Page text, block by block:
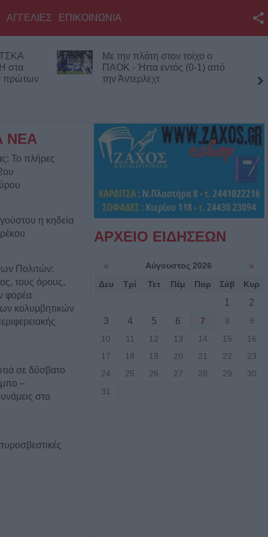
Twitter
RSS
Επικοινωνία με το
ΑΓΓΕΛΙΕΣ ΕΠΙΚΟΙΝΩΝΙΑ
στα
πρώτων
Με την πλάτη στον τοίχο ο
ΠΑΟΚ - Ήττα εντός (0-1) από
την Άντερλεχτ
ΝΕΑ
Το πλήρες
η κηδεία
Πολιτών:
τους όρους,
φορέα
κολυμβητικών
σε δύσβατο
–
στο
ΑΡΧΕΙΟ ΕΙΔΗΣΕΩΝ
« Αύγουστος 2026 »
Δευ Τρί Τετ Πέμ Παρ Σάβ Κυρ
1
2
3
4 5 6 7 8
9
10
11 12 13 14 15
16
17
18 19 20 21 22
23
24
25 26 27 28 29
30
31